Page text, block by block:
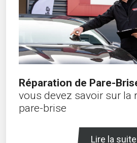
Réparation de Pare-
vous devez savoir sur la
pare-brise
Lire la suite